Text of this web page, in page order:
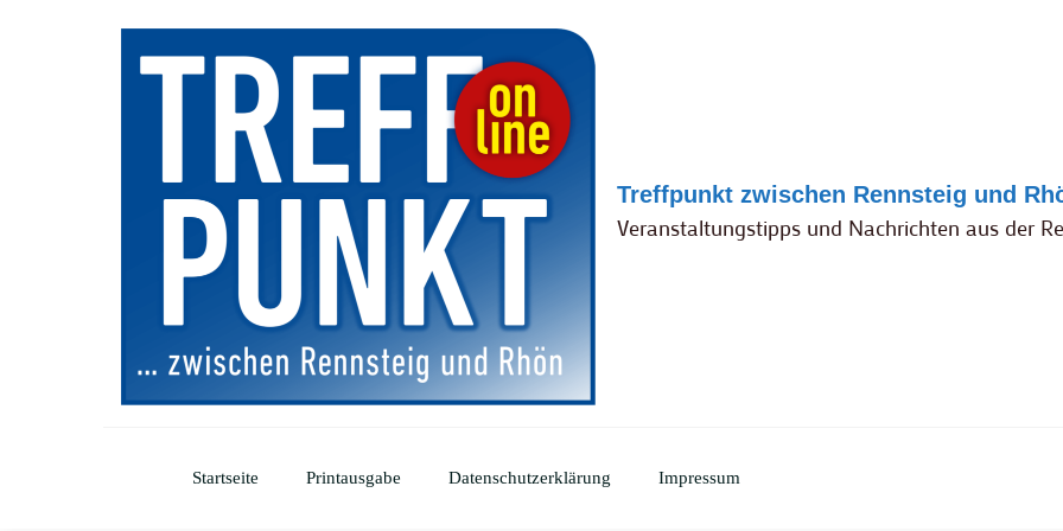
Treffpunkt zwischen Rennsteig und
Veranstaltungstipps und Nachrichten aus der
Startseite Printausgabe Datenschutzerklärung Impressum